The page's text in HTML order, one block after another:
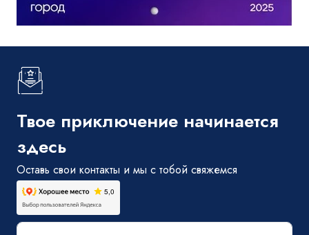
Твое приключение начинается
здесь
Оставь свои контакты и мы с тобой свяжемся